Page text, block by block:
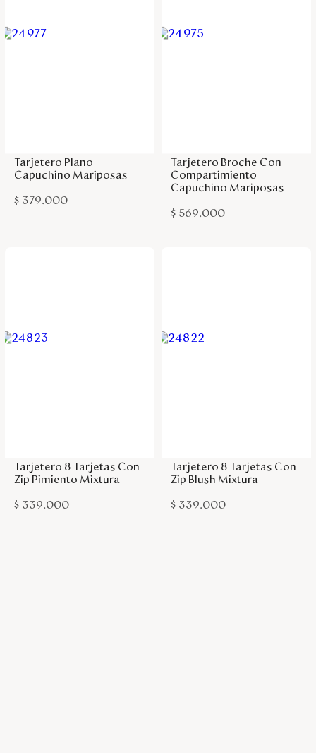
Tarjetero Plano
Capuchino Mariposas
$ 379.000
Tarjetero Broche Con
Compartimiento
Capuchino Mariposas
$ 569.000
Tarjetero 8 Tarjetas Con
Zip Pimiento Mixtura
$ 339.000
Tarjetero 8 Tarjetas Con
Zip Blush Mixtura
$ 339.000